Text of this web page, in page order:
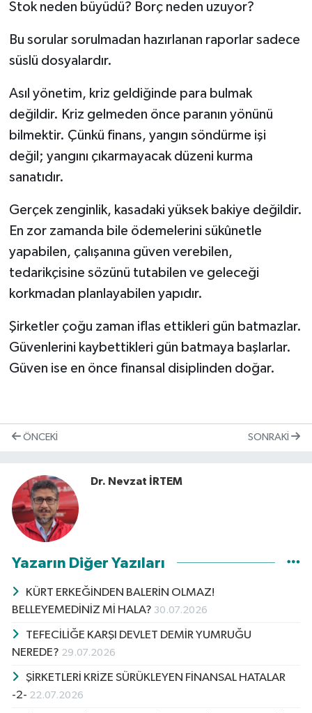
Stok neden büyüdü? Borç neden uzuyor?
Bu sorular sorulmadan hazırlanan raporlar sadece
süslü dosyalardır.
Asıl yönetim, kriz geldiğinde para bulmak
değildir. Kriz gelmeden önce paranın yönünü
bilmektir. Çünkü finans, yangın söndürme işi
değil; yangını çıkarmayacak düzeni kurma
sanatıdır.
Gerçek zenginlik, kasadaki yüksek bakiye değildir.
En zor zamanda bile ödemelerini sükûnetle
yapabilen, çalışanına güven verebilen,
tedarikçisine sözünü tutabilen ve geleceği
korkmadan planlayabilen yapıdır.
Şirketler çoğu zaman iflas ettikleri gün batmazlar.
Güvenlerini kaybettikleri gün batmaya başlarlar.
Güven ise en önce finansal disiplinden doğar.
ÖNCEKI SONRAKI
Dr. Nevzat İRTEM
Yazarın Diğer Yazıları
KÜRT ERKEĞİNDEN BALERİN OLMAZ!
BELLEYEMEDİNİZ Mİ HALA? 30.07.2026
TEFECİLİĞE KARŞI DEVLET DEMİR YUMRUĞU
NEREDE? 29.07.2026
ŞİRKETLERİ KRİZE SÜRÜKLEYEN FİNANSAL HATALAR
-2- 22.07.2026